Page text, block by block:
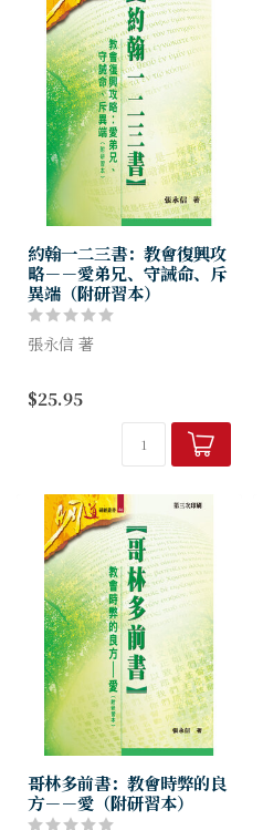
約翰一二三書：教會復興攻
略－－愛弟兄、守誡命、斥
異端（附研習本）
張永信 著
端？這些問題是否曾在你心裡
縈繞？如何實踐卻一籌莫展，
只能輕嘆「談何容易」！
$25.95
哥林多前書：教會時弊的良
方－－愛（附研習本）